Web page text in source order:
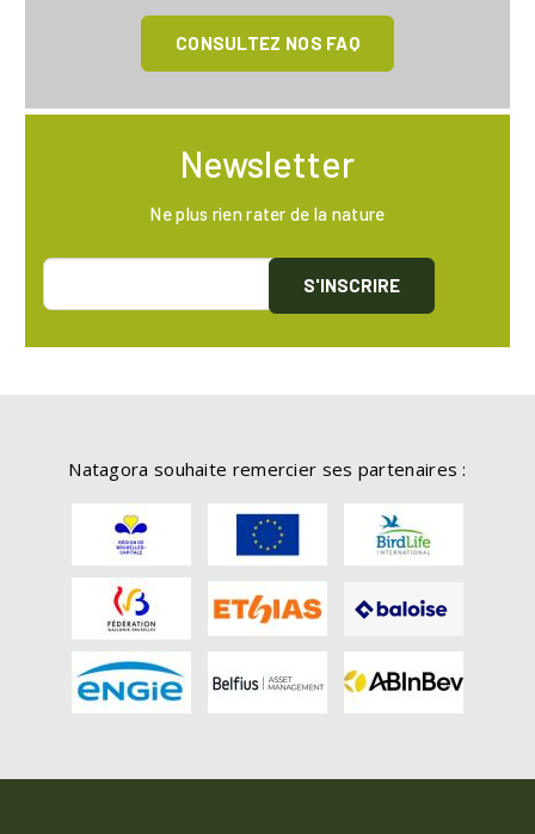
CONSULTEZ NOS FAQ
Newsletter
Ne plus rien rater de la nature
S'INSCRIRE
Natagora souhaite remercier ses partenaires :